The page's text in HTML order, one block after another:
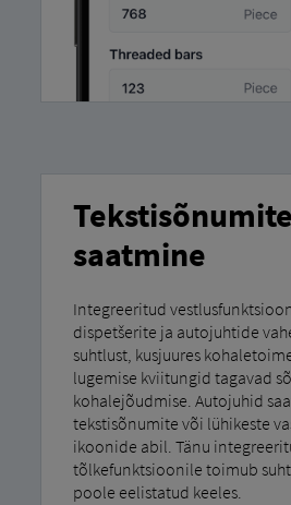
Tekstisõnumite
saatmine
Integreeritud
dispetšerite ja autojuhtide
suhtlust, kusjuures
lugemise kviitungid tagavad
kohalejõudmise. Autojuhid
tekstisõnumite või lühikeste
ikoonide abil. Tänu
tõlkefunktsioonile toimub
poole eelistatud keeles.